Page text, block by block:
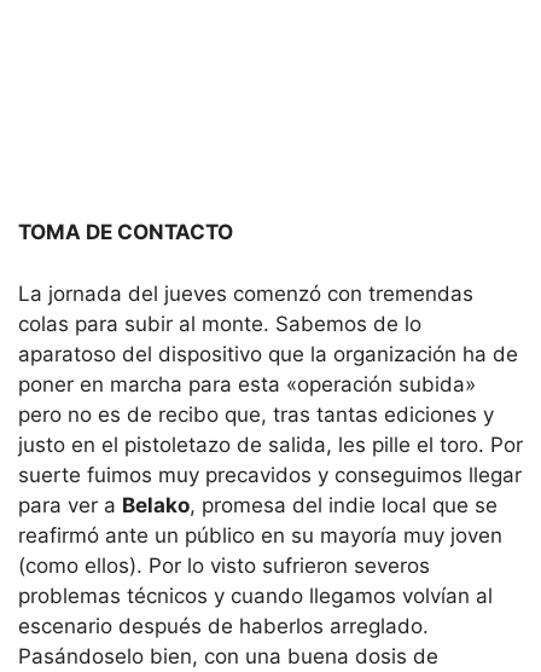
TOMA DE CONTACTO
La jornada del jueves comenzó con tremendas
colas para subir al monte. Sabemos de lo
aparatoso del dispositivo que la organización ha de
poner en marcha para esta «operación subida»
pero no es de recibo que, tras tantas ediciones y
justo en el pistoletazo de salida, les pille el toro. Por
suerte fuimos muy precavidos y conseguimos llegar
para ver a Belako, promesa del indie local que se
reafirmó ante un público en su mayoría muy joven
(como ellos). Por lo visto sufrieron severos
problemas técnicos y cuando llegamos volvían al
escenario después de haberlos arreglado.
Pasándoselo bien, con una buena dosis de